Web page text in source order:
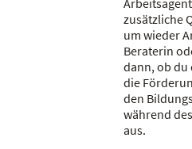
zusätzliche
um wieder
Beraterin
dann, ob du
die
den
während
aus.